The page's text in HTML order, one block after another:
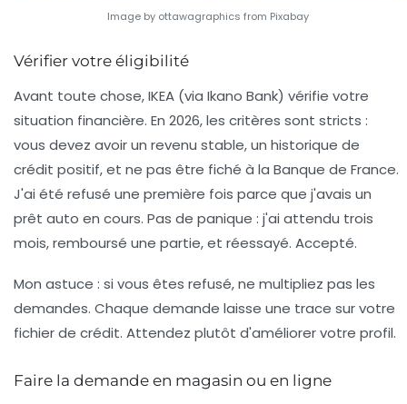
Image by ottawagraphics from Pixabay
Vérifier votre éligibilité
Avant toute chose, IKEA (via Ikano Bank) vérifie votre
situation financière. En 2026, les critères sont stricts :
vous devez avoir un revenu stable, un historique de
crédit positif, et ne pas être fiché à la Banque de France.
J'ai été refusé une première fois parce que j'avais un
prêt auto en cours. Pas de panique : j'ai attendu trois
mois, remboursé une partie, et réessayé. Accepté.
Mon astuce : si vous êtes refusé, ne multipliez pas les
demandes. Chaque demande laisse une trace sur votre
fichier de crédit. Attendez plutôt d'améliorer votre profil.
Faire la demande en magasin ou en ligne